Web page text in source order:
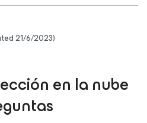
21/6/2023)
en la nube